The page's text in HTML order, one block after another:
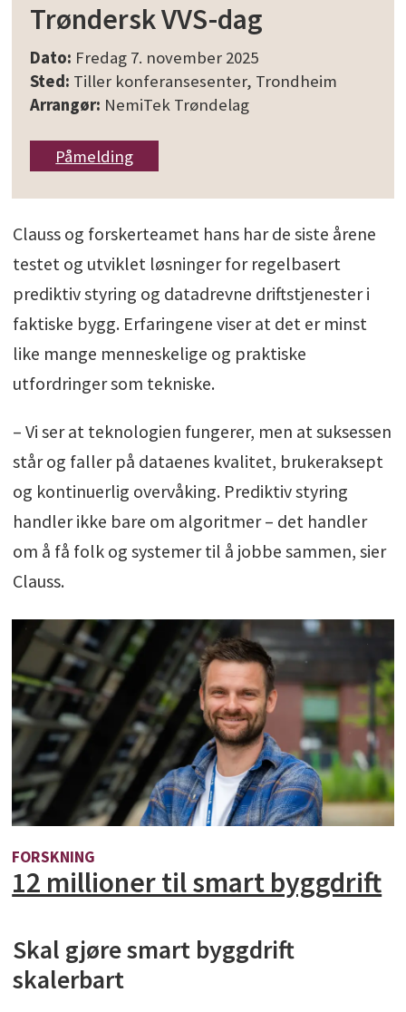
Trøndersk VVS-dag
Dato: Fredag 7. november 2025
Sted: Tiller konferansesenter, Trondheim
Arrangør: NemiTek Trøndelag
Påmelding
Clauss og forskerteamet hans har de siste årene
testet og utviklet løsninger for regelbasert
prediktiv styring og datadrevne driftstjenester i
faktiske bygg. Erfaringene viser at det er minst
like mange menneskelige og praktiske
utfordringer som tekniske.
– Vi ser at teknologien fungerer, men at suksessen
står og faller på dataenes kvalitet, brukeraksept
og kontinuerlig overvåking. Prediktiv styring
handler ikke bare om algoritmer – det handler
om å få folk og systemer til å jobbe sammen, sier
Clauss.
FORSKNING
12 millioner til smart byggdrift
Skal gjøre smart byggdrift
skalerbart